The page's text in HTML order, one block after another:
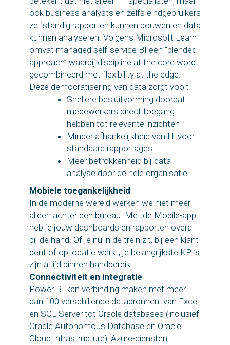
ook business analysts en zelfs eindgebruikers
zelfstandig rapporten kunnen bouwen en data
kunnen analyseren. Volgens Microsoft Learn
omvat managed self-service BI een “blended
approach” waarbij discipline at the core wordt
gecombineerd met flexibility at the edge.
Deze democratisering van data zorgt voor:
Snellere besluitvorming doordat
medewerkers direct toegang
hebben tot relevante inzichten
Minder afhankelijkheid van IT voor
standaard rapportages
Meer betrokkenheid bij data-
analyse door de hele organisatie
Mobiele toegankelijkheid
In de moderne wereld werken we niet meer
alleen achter een bureau. Met de Mobile-app
heb je jouw dashboards en rapporten overal
bij de hand. Of je nu in de trein zit, bij een klant
bent of op locatie werkt, je belangrijkste KPI’s
zijn altijd binnen handbereik.
Connectiviteit en integratie
Power BI kan verbinding maken met meer
dan 100 verschillende databronnen: van Excel
en SQL Server tot Oracle databases (inclusief
Oracle Autonomous Database en Oracle
Cloud Infrastructure), Azure-diensten,